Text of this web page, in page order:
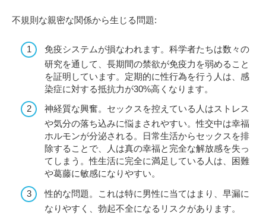
不規則な親密な関係から生じる問題:
免疫システムが損なわれます。科学者たちは数々の
研究を通して、長期間の禁欲が免疫力を弱めること
を証明しています。定期的に性行為を行う人は、感
染症に対する抵抗力が30%高くなります。
神経質な興奮。セックスを控えている人はストレス
や気分の落ち込みに悩まされやすい。性交中は幸福
ホルモンが分泌される。日常生活からセックスを排
除することで、人は真の幸福と完全な解放感を失っ
てしまう。性生活に完全に満足している人は、困難
や葛藤に敏感になりやすい。
性的な問題。これは特に男性に当てはまり、早漏に
なりやすく、勃起不全になるリスクがあります。